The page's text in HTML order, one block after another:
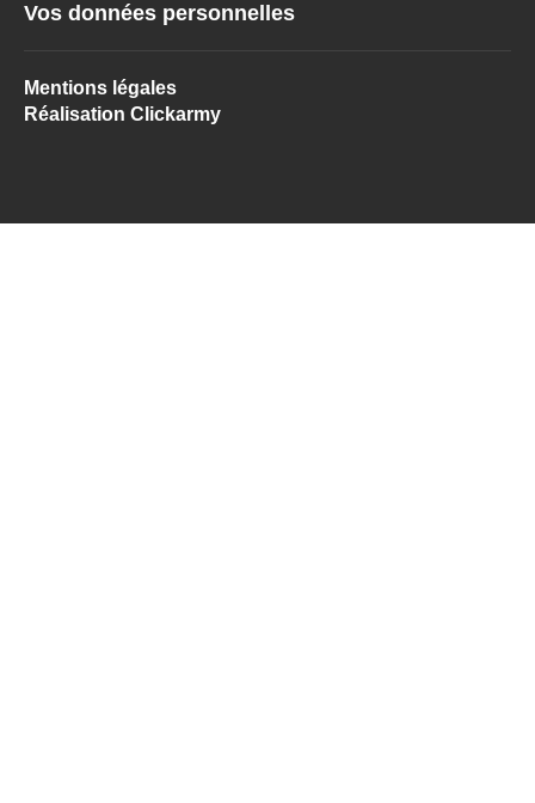
Vos données personnelles
Mentions légales
Réalisation Clickarmy